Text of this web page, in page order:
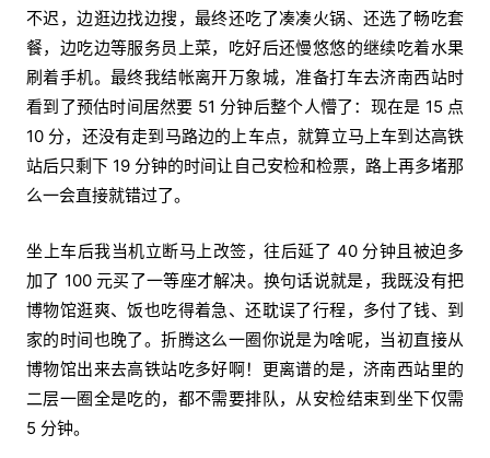
不迟，边逛边找边搜，最终还吃了凑凑火锅、还选了畅吃套
餐，边吃边等服务员上菜，吃好后还慢悠悠的继续吃着水果
刷着手机。最终我结帐离开万象城，准备打车去济南西站时
看到了预估时间居然要 51 分钟后整个人懵了：现在是 15 点
10 分，还没有走到马路边的上车点，就算立马上车到达高铁
站后只剩下 19 分钟的时间让自己安检和检票，路上再多堵那
么一会直接就错过了。
坐上车后我当机立断马上改签，往后延了 40 分钟且被迫多
加了 100 元买了一等座才解决。换句话说就是，我既没有把
博物馆逛爽、饭也吃得着急、还耽误了行程，多付了钱、到
家的时间也晚了。折腾这么一圈你说是为啥呢，当初直接从
博物馆出来去高铁站吃多好啊！更离谱的是，济南西站里的
二层一圈全是吃的，都不需要排队，从安检结束到坐下仅需
5 分钟。